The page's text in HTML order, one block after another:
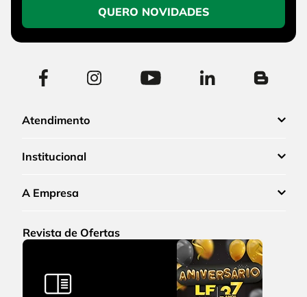
QUERO NOVIDADES
Atendimento
Institucional
A Empresa
Revista de Ofertas